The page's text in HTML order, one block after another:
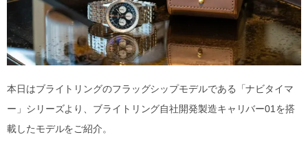
本日はブライトリングのフラッグシップモデルである「ナビタイマ
ー」シリーズより、ブライトリング自社開発製造キャリバー01を搭
載したモデルをご紹介。